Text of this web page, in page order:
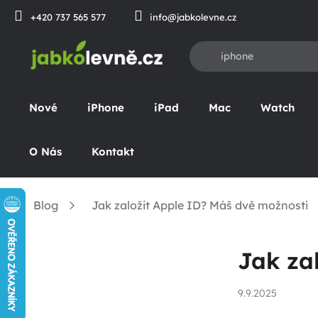
Přejít
+420 737 565 577 info@jabkolevne.cz
Nové iPhone iPad Mac Watch
O Nás Kontakt
Domů Blog Jak založit Apple ID? Máš dvě možnosti
P
o
s
t
Jak
9.9.2025